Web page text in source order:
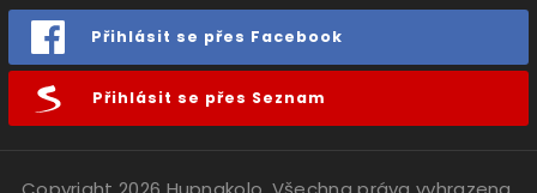
Přihlásit se přes Facebook
Přihlásit se přes Seznam